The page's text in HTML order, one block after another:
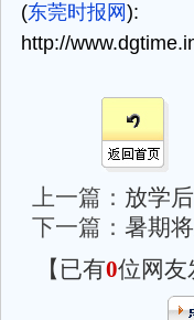
(东莞时报网 ):
http://
上一篇： 放学
下一篇： 暑期
【已有0位网友